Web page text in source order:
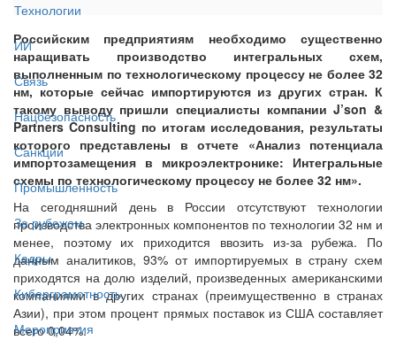
Технологии
ИИ
Связь
Нацбезопасность
Санкции
Промышленность
За рубежом
Кадры
Киберграмотность
Мероприятия
Российским предприятиям необходимо существенно
наращивать производство интегральных схем,
выполненным по технологическому процессу не более 32
нм, которые сейчас импортируются из других стран. К
такому выводу пришли специалисты компании J’son &
Partners Consulting по итогам исследования, результаты
которого представлены в отчете «Анализ потенциала
импортозамещения в микроэлектронике: Интегральные
схемы по технологическому процессу не более 32 нм».
На сегодняшний день в России отсутствуют технологии
производства электронных компонентов по технологии 32 нм и
менее, поэтому их приходится ввозить из-за рубежа. По
данным аналитиков, 93% от импортируемых в страну схем
приходятся на долю изделий, произведенных американскими
компаниями в других странах (преимущественно в странах
Азии), при этом процент прямых поставок из США составляет
всего 0,04%.